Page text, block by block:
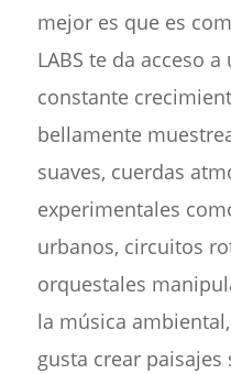
mejor es que es
LABS te da acceso
constante
bellamente
suaves, cuerdas
experimentales
urbanos, circuitos
orquestales
la música
gusta crear